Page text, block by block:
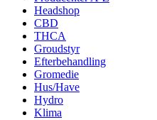
Headshop
CBD
THCA
Groudstyr
Efterbehandling
Gromedie
Hus/Have
Hydro
Klima